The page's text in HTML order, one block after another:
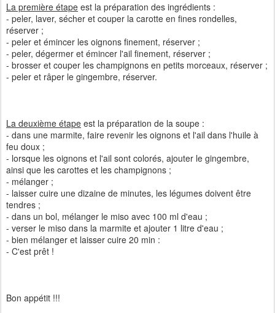
La première étape est la préparation des ingrédients :
- peler, laver, sécher et couper la carotte en fines rondelles,
réserver ;
- peler et émincer les oignons finement, réserver ;
- peler, dégermer et émincer l'ail finement, réserver ;
- brosser et couper les champignons en petits morceaux, réserver ;
- peler et râper le gingembre, réserver.
La deuxième étape est la préparation de la soupe :
- dans une marmite, faire revenir les oignons et l'ail dans l'huile à
feu doux ;
- lorsque les oignons et l'ail sont colorés, ajouter le gingembre,
ainsi que les carottes et les champignons ;
- mélanger ;
- laisser cuire une dizaine de minutes, les légumes doivent être
tendres ;
- dans un bol, mélanger le miso avec 100 ml d'eau ;
- verser le miso dans la marmite et ajouter 1 litre d'eau ;
- bien mélanger et laisser cuire 20 min :
- C'est prêt !
Bon appétit !!!